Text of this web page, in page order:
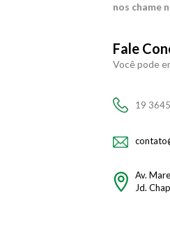
nos chame
Fale
Você pode
19
Av.
Jd.